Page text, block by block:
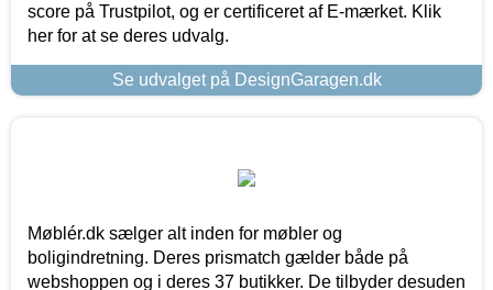
score på Trustpilot, og er certificeret af E-mærket. Klik
her for at se deres udvalg.
Se udvalget på DesignGaragen.dk
Møblér.dk sælger alt inden for møbler og
boligindretning. Deres prismatch gælder både på
webshoppen og i deres 37 butikker. De tilbyder desuden